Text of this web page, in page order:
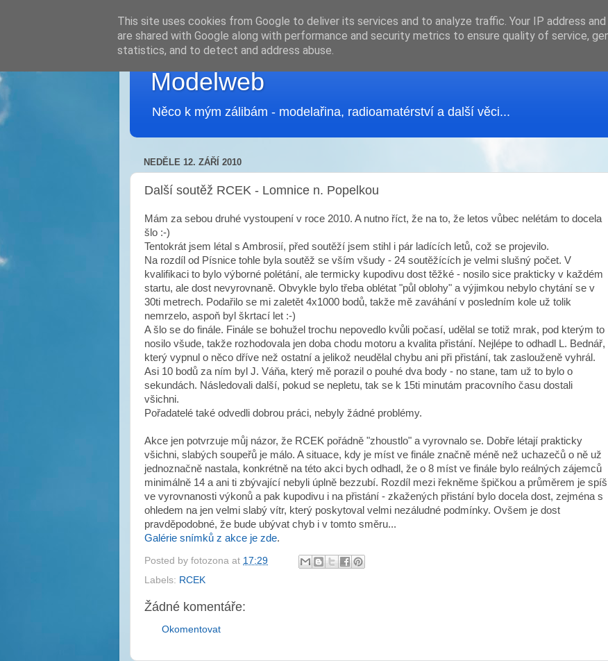
Modelweb
Něco k mým zálibám - modelařina, radioamatérství a další věci...
NEDĚLE 12. ZÁŘÍ 2010
Další soutěž RCEK - Lomnice n. Popelkou
Mám za sebou druhé vystoupení v roce 2010. A nutno říct, že na to, že letos vůbec nelétám to docela
šlo :-)
Tentokrát jsem létal s Ambrosií, před soutěží jsem stihl i pár ladících letů, což se projevilo.
Na rozdíl od Písnice tohle byla soutěž se vším všudy - 24 soutěžících je velmi slušný počet. V
kvalifikaci to bylo výborné polétání, ale termicky kupodivu dost těžké - nosilo sice prakticky v každém
startu, ale dost nevyrovnaně. Obvykle bylo třeba oblétat "půl oblohy" a výjimkou nebylo chytání se v
30ti metrech. Podařilo se mi zaletět 4x1000 bodů, takže mě zaváhání v posledním kole už tolik
nemrzelo, aspoň byl škrtací let :-)
A šlo se do finále. Finále se bohužel trochu nepovedlo kvůli počasí, udělal se totiž mrak, pod kterým to
nosilo všude, takže rozhodovala jen doba chodu motoru a kvalita přistání. Nejlépe to odhadl L. Bednář,
který vypnul o něco dříve než ostatní a jelikož neudělal chybu ani při přistání, tak zaslouženě vyhrál.
Asi 10 bodů za ním byl J. Váňa, který mě porazil o pouhé dva body - no stane, tam už to bylo o
sekundách. Následovali další, pokud se nepletu, tak se k 15ti minutám pracovního času dostali
všichni.
Pořadatelé také odvedli dobrou práci, nebyly žádné problémy.
Akce jen potvrzuje můj názor, že RCEK pořádně "zhoustlo" a vyrovnalo se. Dobře létají prakticky
všichni, slabých soupeřů je málo. A situace, kdy je míst ve finále značně méně než uchazečů o ně už
jednoznačně nastala, konkrétně na této akci bych odhadl, že o 8 míst ve finále bylo reálných zájemců
minimálně 14 a ani ti zbývající nebyli úplně bezzubí. Rozdíl mezi řekněme špičkou a průměrem je spíš
ve vyrovnanosti výkonů a pak kupodivu i na přistání - zkažených přistání bylo docela dost, zejména s
ohledem na jen velmi slabý vítr, který poskytoval velmi nezáludné podmínky. Ovšem je dost
pravděpodobné, že bude ubývat chyb i v tomto směru...
Galérie snímků z akce je zde.
Posted by fotozona at 17:29
Labels: RCEK
Žádné komentáře:
Okomentovat
This site uses cookies from Google to deliver its services and to analyze traffic. Your IP address
are shared with Google along with performance and security metrics to ensure quality of service,
statistics, and to detect and address abuse.